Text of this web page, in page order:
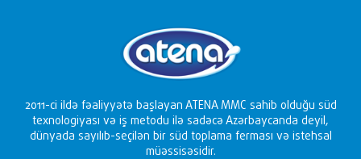
2011-ci ildə fəaliyyətə başlayan ATENA MMC sahib olduğu süd
texnologiyası və iş metodu ilə sadəcə Azərbaycanda deyil,
dünyada sayılıb-seçilən bir süd toplama ferması və istehsal
müəssisəsidir.